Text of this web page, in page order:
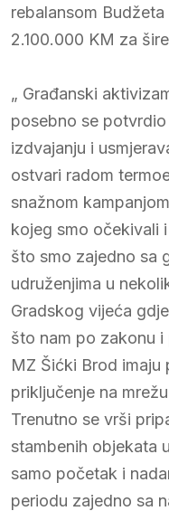
rebalansom
2.100.000 KM za
„ Građanski
posebno se
izdvajanju i
ostvari radom
snažnom
kojeg smo očekivali
što smo zajedno sa
udruženjima u
Gradskog vijeća
što nam po zakonu
MZ Šićki Brod imaju
priključenje na
Trenutno se vrši
stambenih objekata
samo početak i
periodu zajedno sa